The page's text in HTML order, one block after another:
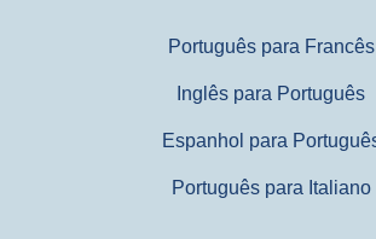
Português para Francês
Inglês para Português
Espanhol para
Português para Italiano